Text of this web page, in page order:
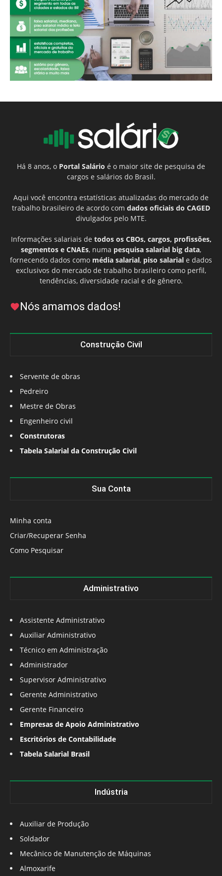
Há 8 anos, o Portal Salário é o maior site de pesquisa de
cargos e salários do Brasil.
Aqui você encontra estatísticas atualizadas do mercado de
trabalho brasileiro de acordo com dados oficiais do CAGED
divulgados pelo MTE.
Informações salariais de todos os CBOs, cargos, profissões,
segmentos e CNAEs, numa pesquisa salarial big data,
fornecendo dados como média salarial, piso salarial e dados
exclusivos do mercado de trabalho brasileiro como perfil,
tendências, diversidade racial e de gênero.
Nós amamos dados!
Construção Civil
Servente de obras
Pedreiro
Mestre de Obras
Engenheiro civil
Construtoras
Tabela Salarial da Construção Civil
Sua Conta
Minha conta
Criar/Recuperar Senha
Como Pesquisar
Administrativo
Assistente Administrativo
Auxiliar Administrativo
Técnico em Administração
Administrador
Supervisor Administrativo
Gerente Administrativo
Gerente Financeiro
Empresas de Apoio Administrativo
Escritórios de Contabilidade
Tabela Salarial Brasil
Indústria
Auxiliar de Produção
Soldador
Mecânico de Manutenção de Máquinas
Almoxarife